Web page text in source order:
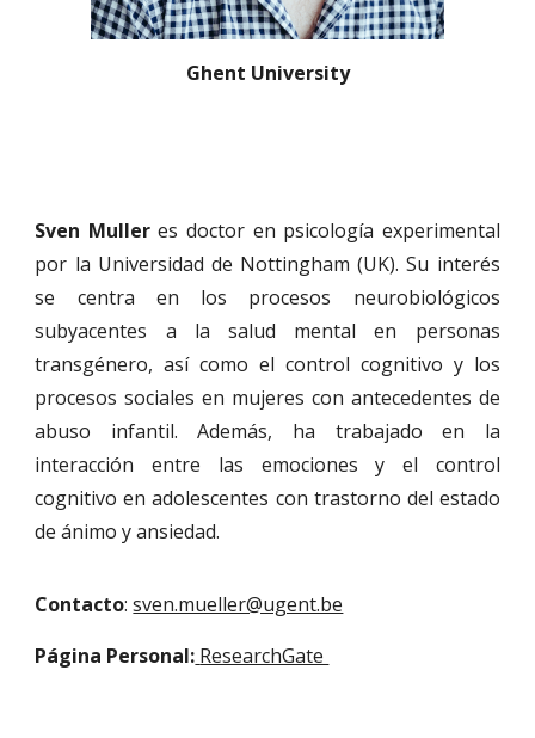
Ghent University
Sven Mulleres doctor en psicología experimental
por la Universidad de Nottingham (UK). Su interés
se centra en los procesos neurobiológicos
subyacentes a la salud mental en personas
transgénero, así como el control cognitivo y los
procesos sociales en mujeres con antecedentes de
abuso infantil. Además, ha trabajado en la
interacción entre las emociones y el control
cognitivo en adolescentes con trastorno del estado
de ánimo y ansiedad.
Contacto:sven.mueller@ugent.be
Página Personal: ResearchGate